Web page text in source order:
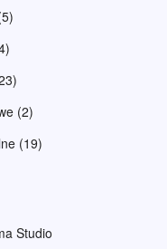
(2)
(19)
Studio